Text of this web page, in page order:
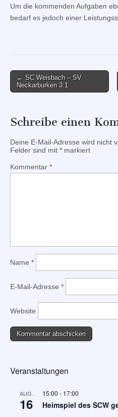
Um die kommenden Aufgaben
bedarf es jedoch einer
Post
navigation
← SC Weisbach – SV
Neckarburken 3:1
Schreibe einen
Deine E-Mail-Adresse wird nicht
Felder sind mit * markiert
Kommentar *
Name *
E-Mail-Adresse *
Website
Veranstaltungen
AUG.
16
15:00 - 17:00
Heimspiel des SCW